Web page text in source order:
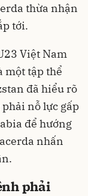
thừa nhận
tới.
Việt Nam
một tập thể
đã hiểu rõ
nỗ lực gấp
để hướng
nhấn
phải